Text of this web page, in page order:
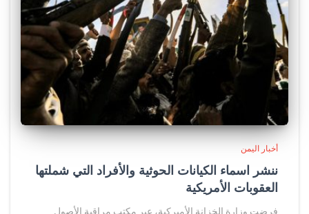
أخبار اليمن
ننشر اسماء الكيانات الحوثية والأفراد التي شملتها
العقوبات الأمريكية
فرضت وزارة الخزانة الأميركية، عبر مكتب مراقبة الأصول